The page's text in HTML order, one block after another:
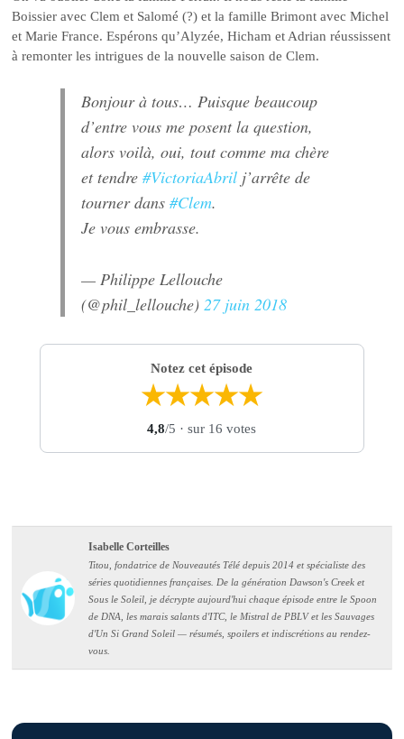
Boissier avec Clem et Salomé (?) et la famille Brimont avec Michel
et Marie France. Espérons qu’Alyzée, Hicham et Adrian réussissent
à remonter les intrigues de la nouvelle saison de Clem.
Bonjour à tous… Puisque beaucoup
d’entre vous me posent la question,
alors voilà, oui, tout comme ma chère
et tendre#VictoriaAbril j’arrête de
tourner dans#Clem.
Je vous embrasse.
— Philippe Lellouche
(@phil_lellouche) 27 juin 2018
Notez cet épisode
★★★★★
4,8/5 · sur 16 votes
Isabelle Corteilles
Titou, fondatrice de Nouveautés Télé depuis 2014 et spécialiste des
séries quotidiennes françaises. De la génération Dawson's Creek et
Sous le Soleil, je décrypte aujourd'hui chaque épisode entre le Spoon
de DNA, les marais salants d'ITC, le Mistral de PBLV et les Sauvages
d'Un Si Grand Soleil — résumés, spoilers et indiscrétions au rendez-
vous.